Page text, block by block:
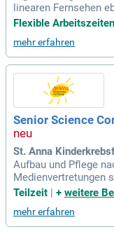
linearen Fernsehen
Flexible
mehr erfahren
Senior Science
St. Anna
Aufbau und Pflege
Medienvertretungen
Teilzeit | + weitere
mehr erfahren